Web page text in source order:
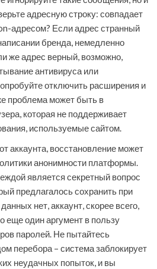
адресную строку: совпадает
адресом? Если адрес странный
бренда, немедленно
же адрес верный, возможно,
антивируса или
отключить расширения и
проблема может быть в
которая не поддерживает
используемые сайтом.
аккаунта, восстановление может
анонимности платформы.
является секретный вопрос
предлагалось сохранить при
нет, аккаунт, скорее всего,
еще один аргумент в пользу
паролей. Не пытайтесь
перебора – система заблокирует
неудачных попыток, и вы